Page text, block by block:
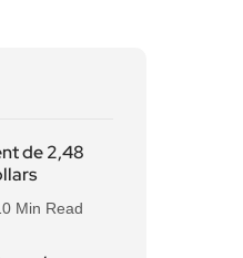
de 2,48
Min Read